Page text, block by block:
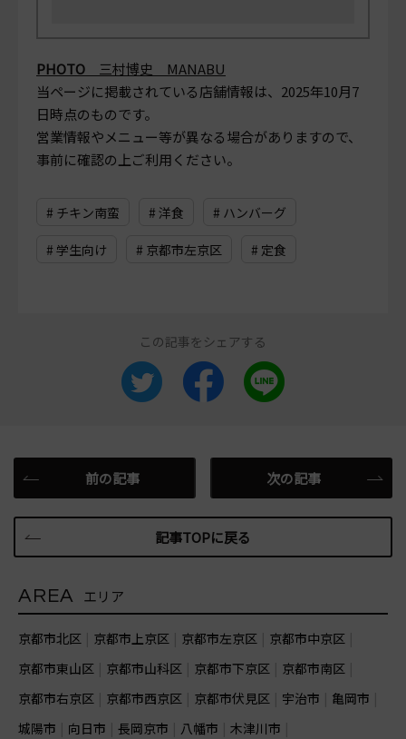
PHOTO 三村博史 MANABU
当ページに掲載されている店舗情報は、 2025年10月7
日時点のものです。
営業情報やメニュー等が異なる場合がありますので、
事前に確認の上ご利用ください。
# チキン南蛮 # 洋食 # ハンバーグ
# 学生向け # 京都市左京区 # 定食
この記事をシェアする
前の記事
記事TOPに戻る
次の記事
AREA エリア
京都市北区 京都市上京区 京都市左京区
京都市中京区
京都市東山区
京都市山科区 京都市下京区
京都市南区
京都市右京区
京都市西京区 京都市伏見区 宇治市
亀岡市
城陽市
向日市 長岡京市 八幡市 木津川市